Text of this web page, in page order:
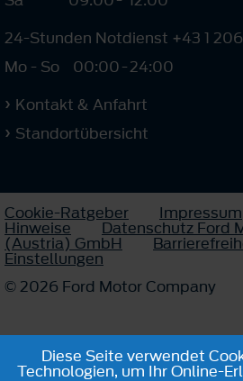
24-Stunden Notdienst +43 1
Mo - So
00:00-24:00
Kontakt & Anfahrt
Standortübersicht
Cookie-Ratgeber Impressum
Hinweise Datenschutz Ford
(Austria) GmbH
Einstellungen
© 2026 Ford Motor Company
Diese Seite verwendet
Technologien, um Ihr Online-